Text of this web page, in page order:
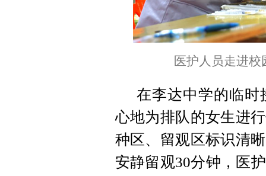
医护人员走进
在李达中学的临时
心地为排队的女生进
种区、留观区标识清
安静留观30分钟，医